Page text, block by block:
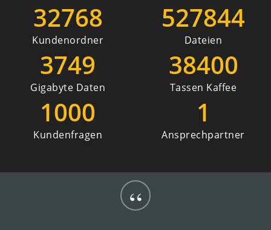
32768
Kundenordner
527844
Dateien
3749
Gigabyte Daten
38400
Tassen Kaffee
1000
Kundenfragen
1
Ansprechpartner
“